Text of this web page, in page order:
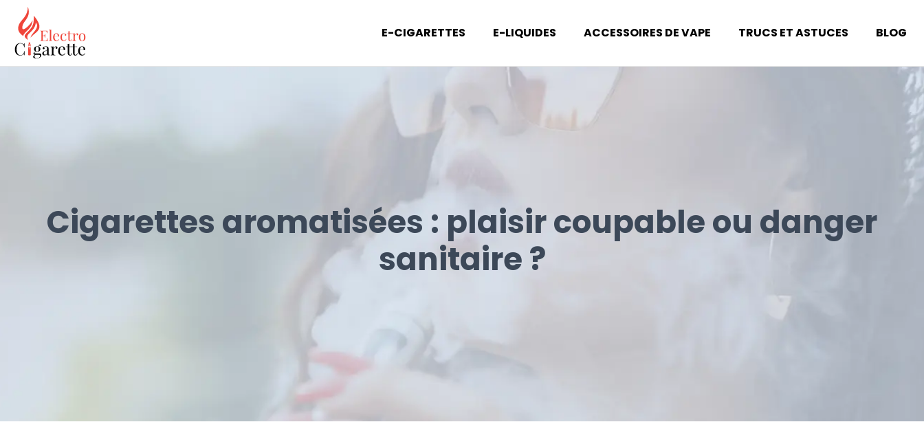
E-CIGARETTES E-LIQUIDES ACCESSOIRES DE VAPE TRUCS ET ASTUCES BLOG
Cigarettes aromatisées : plaisir coupable ou danger
sanitaire ?